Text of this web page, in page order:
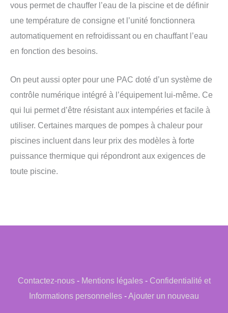
vous permet de chauffer l’eau de la piscine et de définir
une température de consigne et l’unité fonctionnera
automatiquement en refroidissant ou en chauffant l’eau
en fonction des besoins.
On peut aussi opter pour une PAC doté d’un système de
contrôle numérique intégré à l’équipement lui-même. Ce
qui lui permet d’être résistant aux intempéries et facile à
utiliser. Certaines marques de pompes à chaleur pour
piscines incluent dans leur prix des modèles à forte
puissance thermique qui répondront aux exigences de
toute piscine.
Contactez-nous- Mentions légales- Confidentialité et
Informations personnelles - Ajouter un nouveau